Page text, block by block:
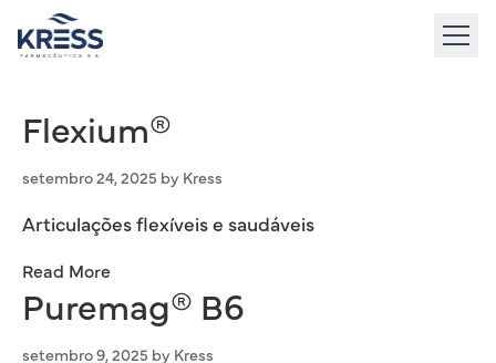
content
Flexium®
setembro 24, 2025 by Kress
Articulações flexíveis e saudáveis
Read More
Puremag® B6
setembro 9, 2025 by Kress